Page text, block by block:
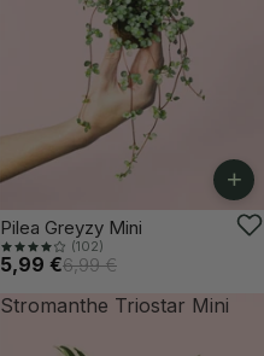
-14%
+
Pilea Greyzy Mini
(102)
5,99 €6,99 €
Stromanthe Triostar Mini